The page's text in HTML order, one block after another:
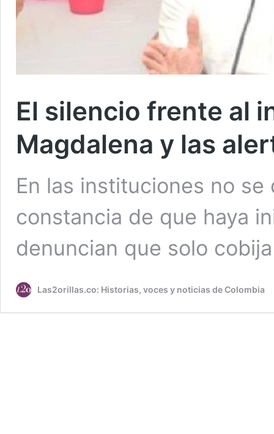
El silencio frente al
Magdalena y las
En las instituciones no
constancia de que haya
denuncian que solo
Las2orillas.co: Historias, voces y noticias de Colombia